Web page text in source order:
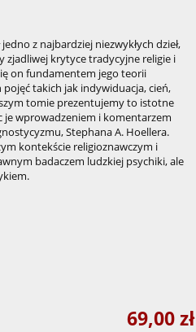
z najbardziej niezwykłych dzieł,
zjadliwej krytyce tradycyjne religie i
on fundamentem jego teorii
takich jak indywiduacja, cień,
tomie prezentujemy to istotne
je wprowadzeniem i komentarzem
Stephana A. Hoellera.
kontekście religioznawczym i
badaczem ludzkiej psychiki, ale
69,00 zł